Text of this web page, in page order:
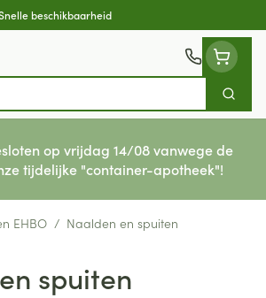
beschikbaarheid
Zoek
op vrijdag 14/08 vanwege de
tijdelijke "container-apotheek"!
EHBO / Naalden en spuiten
spuiten